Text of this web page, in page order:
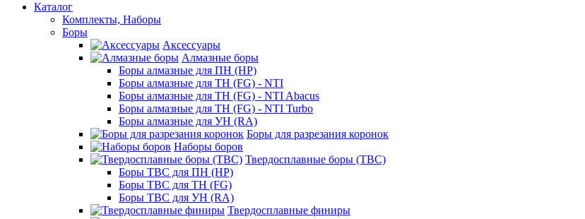
Каталог
Комплекты, Наборы
Боры
Аксессуары
Алмазные боры
Боры алмазные для ПН (HP)
Боры алмазные для ТН (FG) - NTI
Боры алмазные для ТН (FG) - NTI Abacus
Боры алмазные для ТН (FG) - NTI Turbo
Боры алмазные для УН (RA)
Боры для разрезания коронок
Наборы боров
Твердосплавные боры (ТВС)
Боры ТВС для ПН (HP)
Боры ТВС для ТН (FG)
Боры ТВС для УН (RA)
Твердосплавные финиры